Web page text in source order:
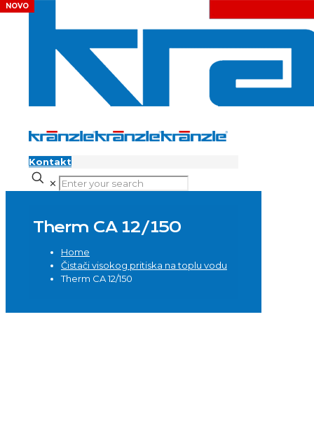
Kontakt
✕
Therm CA 12/150
Home
Čistači visokog pritiska na toplu vodu
Therm CA 12/150